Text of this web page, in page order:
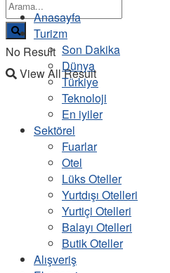
No Result
View All Result
Anasayfa
Turizm
Son Dakika
Dünya
Türkiye
Teknoloji
En iyiler
Sektörel
Fuarlar
Otel
Lüks Oteller
Yurtdışı Otelleri
Yurtiçi Otelleri
Balayı Otelleri
Butik Oteller
Alışveriş